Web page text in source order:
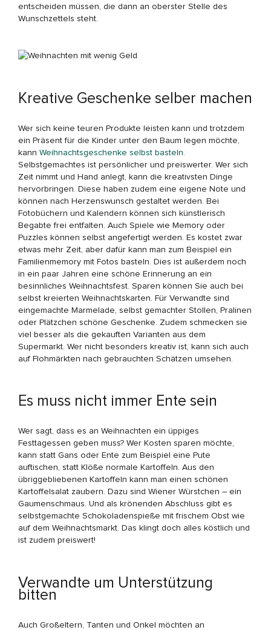
entscheiden müssen, die dann an oberster Stelle des
Wunschzettels steht.
Kreative Geschenke selber machen
Wer sich keine teuren Produkte leisten kann und trotzdem
ein Präsent für die Kinder unter den Baum legen möchte,
kann Weihnachtsgeschenke selbst basteln
Selbstgemachtes ist persönlicher und preiswerter. Wer sich
Zeit nimmt und Hand anlegt, kann die kreativsten Dinge
hervorbringen. Diese haben zudem eine eigene Note und
können nach Herzenswunsch gestaltet werden. Bei
Fotobüchern und Kalendern können sich künstlerisch
Begabte frei entfalten. Auch Spiele wie Memory oder
Puzzles können selbst angefertigt werden. Es kostet zwar
etwas mehr Zeit, aber dafür kann man zum Beispiel ein
Familienmemory mit Fotos basteln. Dies ist außerdem noch
in ein paar Jahren eine schöne Erinnerung an ein
besinnliches Weihnachtsfest. Sparen können Sie auch bei
selbst kreierten Weihnachtskarten. Für Verwandte sind
eingemachte Marmelade, selbst gemachter Stollen, Pralinen
oder Plätzchen schöne Geschenke. Zudem schmecken sie
viel besser als die gekauften Varianten aus dem
Supermarkt. Wer nicht besonders kreativ ist, kann sich auch
auf Flohmärkten nach gebrauchten Schätzen umsehen.
Es muss nicht immer Ente sein
Wer sagt, dass es an Weihnachten ein üppiges
Festtagessen geben muss? Wer Kosten sparen möchte,
kann statt Gans oder Ente zum Beispiel eine Pute
auftischen, statt Klöße normale Kartoffeln. Aus den
übriggebliebenen Kartoffeln kann man einen schönen
Kartoffelsalat zaubern. Dazu sind Wiener Würstchen – ein
Gaumenschmaus. Und als krönenden Abschluss gibt es
selbstgemachte Schokoladenspieße mit frischem Obst wie
auf dem Weihnachtsmarkt. Das klingt doch alles köstlich und
ist zudem preiswert!
Verwandte um Unterstützung
bitten
Auch Großeltern, Tanten und Onkel möchten an